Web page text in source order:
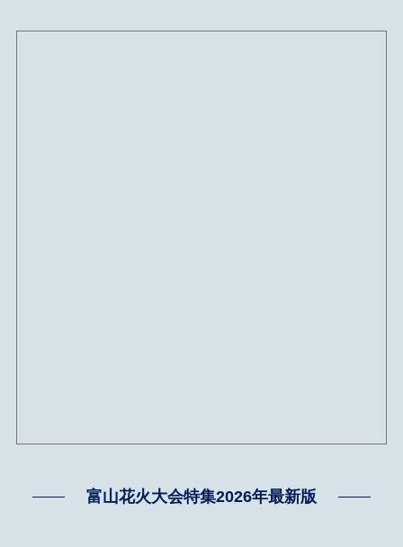
富山花火大会特集2026年最新版